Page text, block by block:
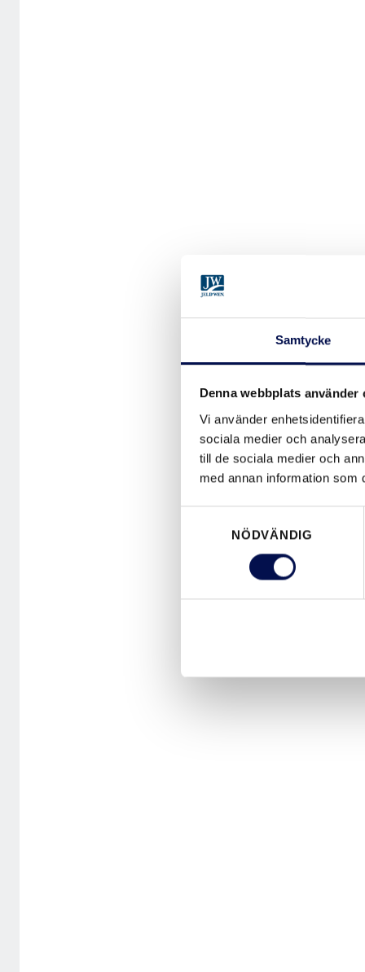
Samtycke
Denna webbplats använder
Vi använder
sociala medier och
till de sociala medier och
med annan information som
NÖDVÄNDIG